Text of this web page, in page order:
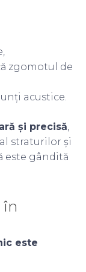
zgomotul de
acustice.
și precisă,
straturilor și
este gândită
este